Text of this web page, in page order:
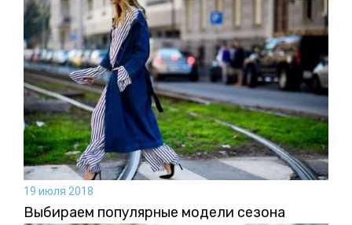
19 июля 2018
Выбираем популярные модели сезона